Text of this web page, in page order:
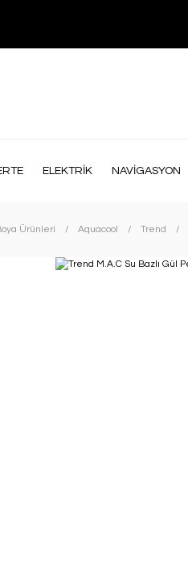
ELEKTRİK NAVİGASYON
Ürünleri Aquacool Trend